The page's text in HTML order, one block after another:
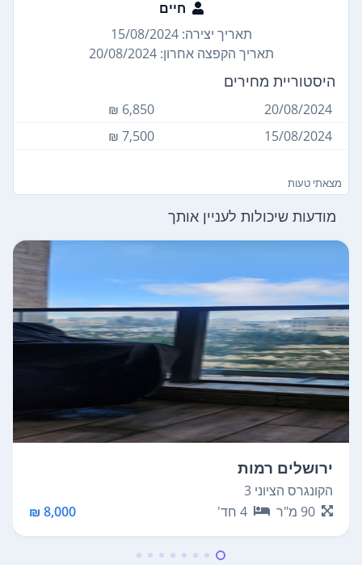
חיים
תאריך יצירה: 15/08/2024
תאריך הקפצה אחרון: 20/08/2024
היסטוריית מחירים
20/08/2024
6,850 ₪
15/08/2024
7,500 ₪
מצאתי טעות
מודעות שיכולות לעניין אותך
ירושלים רמות
הקונגרס הציוני 3
90 מ"ר 4 חד' 8,000 ₪